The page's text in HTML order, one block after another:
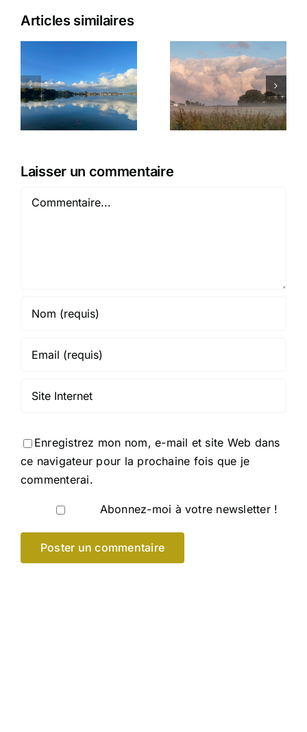
Articles similaires
Matinale
plouhinecoise
L’appel de
la mousse
Laisser un commentaire
Enregistrez mon nom, e-mail et site Web dans
ce navigateur pour la prochaine fois que je
commenterai.
Abonnez-moi à votre newsletter !